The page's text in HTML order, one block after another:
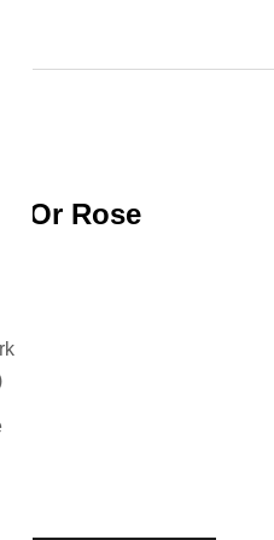
Or Rose